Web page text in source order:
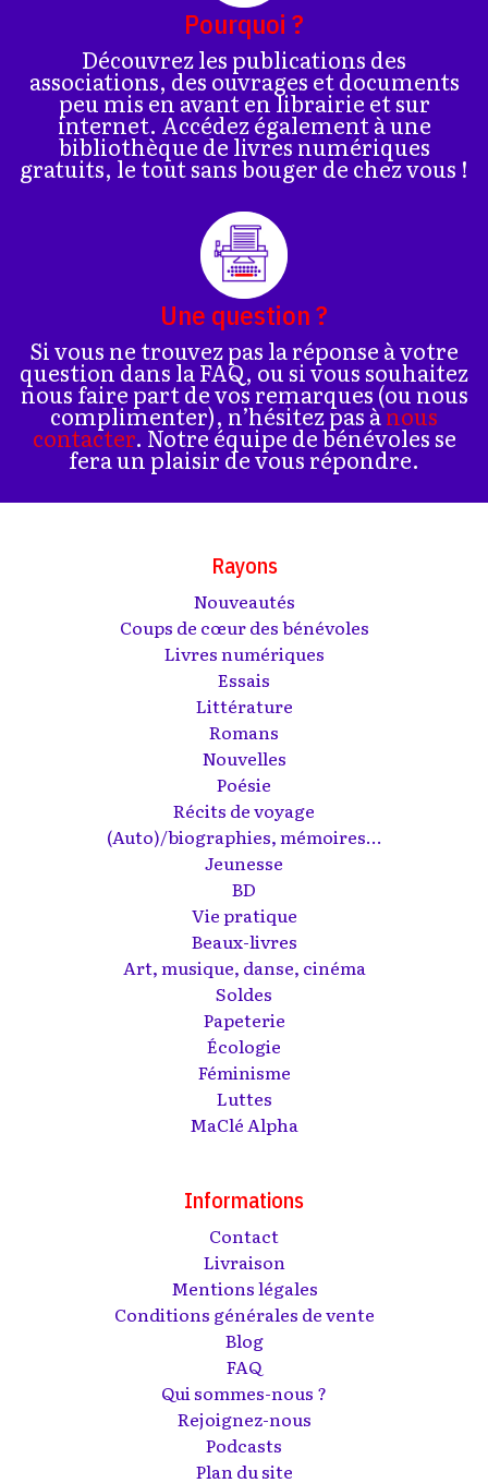
Pourquoi ?
Découvrez les publications des
associations, des ouvrages et documents
peu mis en avant en librairie et sur
internet. Accédez également à une
bibliothèque de livres numériques
gratuits, le tout sans bouger de chez vous !
Une question ?
Si vous ne trouvez pas la réponse à votre
question dans la FAQ, ou si vous souhaitez
nous faire part de vos remarques (ou nous
complimenter), n’hésitez pas ànous
contacter. Notre équipe de bénévoles se
fera un plaisir de vous répondre.
Rayons
Nouveautés
Coups de cœur des bénévoles
Livres numériques
Essais
Littérature
Romans
Nouvelles
Poésie
Récits de voyage
(Auto)/biographies, mémoires...
Jeunesse
BD
Vie pratique
Beaux-livres
Art, musique, danse, cinéma
Soldes
Papeterie
Écologie
Féminisme
Luttes
MaClé Alpha
Informations
Contact
Livraison
Mentions légales
Conditions générales de vente
Blog
FAQ
Qui sommes-nous ?
Rejoignez-nous
Podcasts
Plan du site